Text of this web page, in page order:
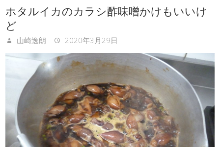
ホタルイカのカラシ酢味噌かけもいいけ
ど
山崎逸朗 2020年3月29日